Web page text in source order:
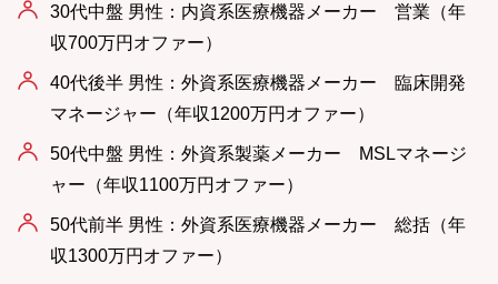
30代中盤 男性：内資系医療機器メーカー 営業（年
収700万円オファー）
40代後半 男性：外資系医療機器メーカー 臨床開発
マネージャー（年収1200万円オファー）
50代中盤 男性：外資系製薬メーカー MSLマネージ
ャー（年収1100万円オファー）
50代前半 男性：外資系医療機器メーカー 総括（年
収1300万円オファー）